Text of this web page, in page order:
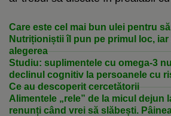
Care este cel mai bun ulei pentru
Nutriționiștii îl pun pe primul loc,
alegerea
Studiu: suplimentele cu omega-3
declinul cognitiv la persoanele cu
Ce au descoperit cercetătorii
Alimentele „rele” de la micul dejun
renunți când vrei să slăbești.